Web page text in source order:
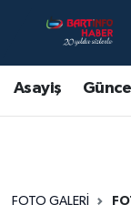
Asayiş Güncel
FOTO GALERI
Asayiş
Bartın
Bartın
Bartın